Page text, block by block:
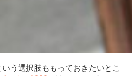
う選択肢ももっておきたいとこ